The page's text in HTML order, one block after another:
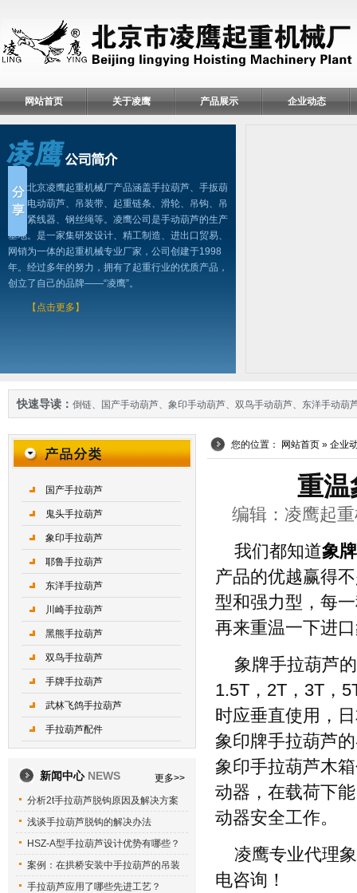
网站首页 关于凌鹰 产品展示 企业动态
北京凌鹰起重机械厂产品涵盖手拉葫芦、手扳葫
芦、电动葫芦、吊装带、起重链条、滑轮、吊钩、吊
具、紧线器、钢丝绳等。凌鹰公司是手动葫芦的生产
基地。是一家集研发设计、精工制造、进出口贸易、
网销为一体的起重机械专业厂家，公司创建于1998
年。经过多年的努力，拥有了起重行业的优质产品，
创立了自己的品牌——“凌鹰”。
【点击更多】
快速导读： 倒链、 国产手动葫芦、 象印手动葫芦、 双鸟手动葫芦、 东洋手动葫
您的位置： 网站首页 » 企业
重温
编辑：凌鹰起
我们都知道象
产品的优越赢得
型和强力型，每
再来重温一下进
象牌手拉葫芦
1.5T，2T，3T，
时应垂直使用，
象印牌手拉葫芦
象印手拉葫芦木
动器，在载荷下
动器安全工作。
凌鹰专业代理
电咨询！
国产手拉葫芦
鬼头手拉葫芦
象印手拉葫芦
耶鲁手拉葫芦
东洋手拉葫芦
川崎手拉葫芦
黑熊手拉葫芦
双鸟手拉葫芦
手牌手拉葫芦
武林飞鸽手拉葫芦
手拉葫芦配件
新闻中心 NEWS
更多>>
分析2t手拉葫芦脱钩原因及解决方案
浅谈手拉葫芦脱钩的解决办法
HSZ-A型手拉葫芦设计优势有哪些？
案例：在拱桥安装中手拉葫芦的吊装
手拉葫芦应用了哪些先进工艺？